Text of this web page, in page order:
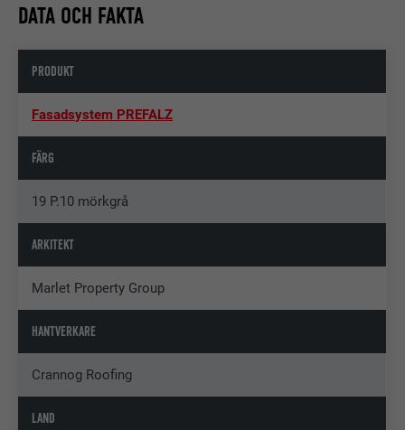
DATA OCH FAKTA
PRODUKT
Fasadsystem PREFALZ
FÄRG
19 P.10 mörkgrå
ARKITEKT
Marlet Property Group
HANTVERKARE
Crannog Roofing
LAND